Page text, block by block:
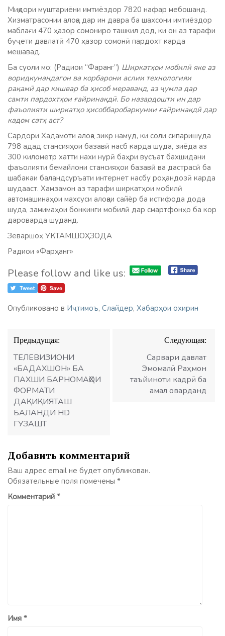
Миқдори муштариёни имтиёздор 7820 нафар мебошанд.
Хизматрасонии алоқа дар ин давра ба шахсони имтиёздор
маблағи 470 ҳазор сомониро ташкил дод, ки он аз тарафи
буҷети давлатӣ 470 ҳазор сомонӣ пардохт карда
мешавад.
Ба суоли мо: (Радиои “Фаранг”) Ширкатҳои мобилӣ яке аз
воридкунандагон ва корбарони аслии технологияи
рақамӣ дар кишвар ба ҳисоб мераванд, аз ҷумла дар
самти пардохтҳои ғайринақдӣ. Бо назардошти ин дар
фаъолияти ширкатҳо ҳисоббаробаркунии ғайринақдӣ дар
кадом сатҳ аст?
Сардори Хадамоти алоқа зикр намуд, ки соли сипаришуда
798 адад стансияҳои базавӣ насб карда шуда, зиёда аз
300 километр хатти нахи нурӣ баҳри вусъат бахшидани
фаъолияти бемайлони стансияҳои базавӣ ва дастрасӣ ба
шабакаи баландсуръати интернет насбу роҳандозӣ карда
шудааст. Хамзамон аз тарафи ширкатҳои мобилӣ
автомашинаҳои махсуси алоқаи сайёр ба истифода дода
шуда, замимаҳои бонкинги мобилӣ дар смартфонҳо ба кор
дароварда шуданд.
Зеваршоҳ УКТАМШОҲЗОДА
Радиои «Фарҳанг»
Please follow and like us:
Опубликовано в Иҷтимоъ, Слайдер, Хабарҳои охирин
Навигация
по
записям
Предыдущая:
ТЕЛЕВИЗИОНИ
«БАДАХШОН» БА
ПАХШИ БАРНОМАҲОИ
ФОРМАТИ
ДАҚИҚИЯТАШ
БАЛАНДИ HD
ГУЗАШТ
Следующая:
Сарвари давлат
Эмомалӣ Раҳмон
таъйиноти кадрӣ ба
амал оварданд
Добавить комментарий
Ваш адрес email не будет опубликован.
Обязательные поля помечены *
Комментарий *
Имя *